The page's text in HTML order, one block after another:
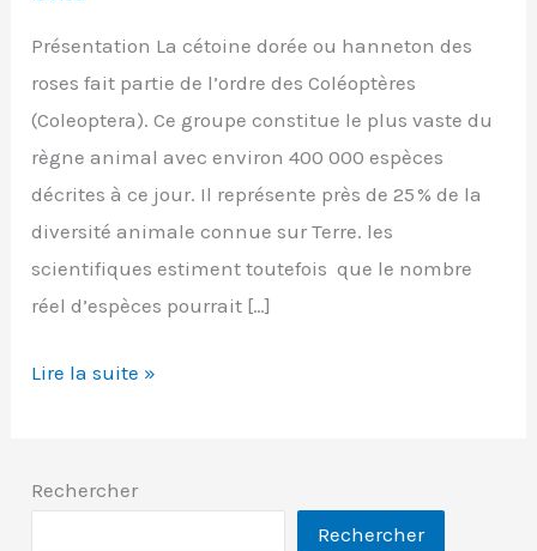
Présentation La cétoine dorée ou hanneton des
roses fait partie de l’ordre des Coléoptères
(Coleoptera). Ce groupe constitue le plus vaste du
règne animal avec environ 400 000 espèces
décrites à ce jour. Il représente près de 25 % de la
diversité animale connue sur Terre. les
scientifiques estiment toutefois que le nombre
réel d’espèces pourrait […]
Cétoine
aurata
Lire la suite »
Rechercher
Rechercher